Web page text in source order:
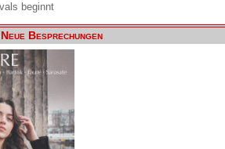
beginnt
Neue Besprechungen